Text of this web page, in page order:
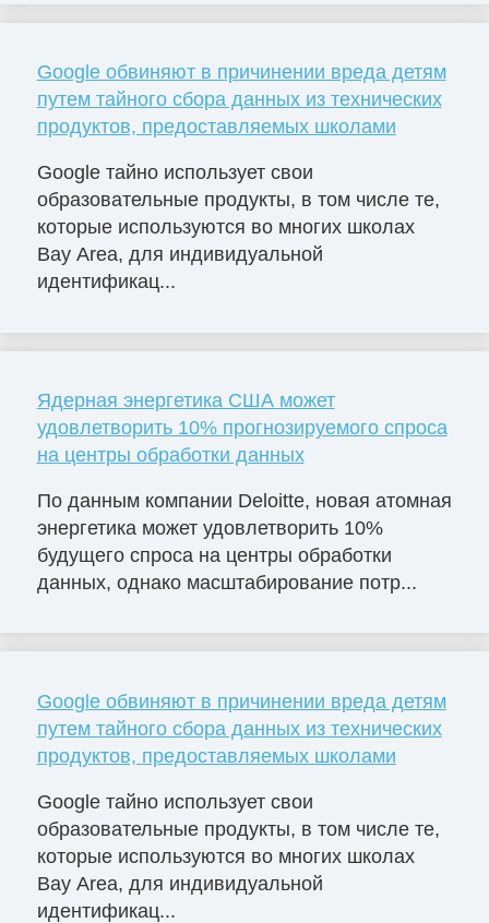
Google обвиняют в причинении вреда детям
путем тайного сбора данных из технических
продуктов, предоставляемых школами
Google тайно использует свои
образовательные продукты, в том числе те,
которые используются во многих школах
Bay Area, для индивидуальной
идентификац...
Ядерная энергетика США может
удовлетворить 10% прогнозируемого спроса
на центры обработки данных
По данным компании Deloitte, новая атомная
энергетика может удовлетворить 10%
будущего спроса на центры обработки
данных, однако масштабирование потр...
Google обвиняют в причинении вреда детям
путем тайного сбора данных из технических
продуктов, предоставляемых школами
Google тайно использует свои
образовательные продукты, в том числе те,
которые используются во многих школах
Bay Area, для индивидуальной
идентификац...